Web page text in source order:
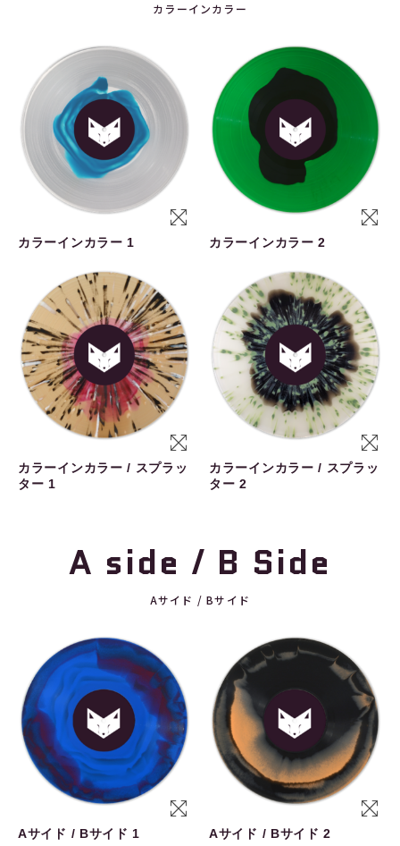
カラーインカラー
カラーインカラー 1 カラーインカラー 2
カラーインカラー / スプラッ
ター 1
カラーインカラー / スプラッ
ター 2
A side / B Side
Aサイド / Bサイド
Aサイド / Bサイド 1 Aサイド / Bサイド 2